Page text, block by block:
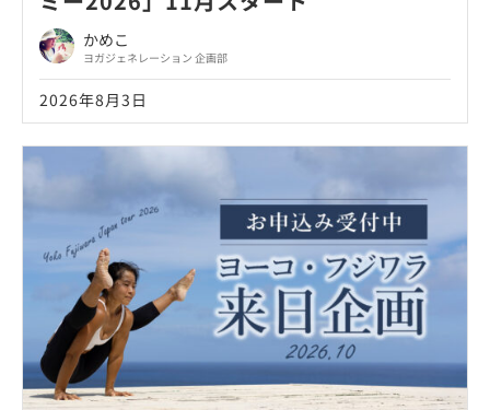
かめこ
ヨガジェネレーション 企画部
2026年8月3日